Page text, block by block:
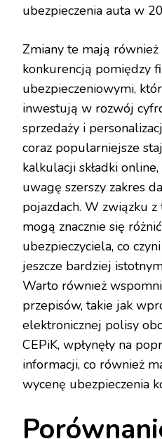
ubezpieczenia auta w
Zmiany te mają
konkurencją pomiędzy
ubezpieczeniowymi,
inwestują w rozwój
sprzedaży i
coraz popularniejsze
kalkulacji składki
uwagę szerszy zakres
pojazdach. W związku z
mogą znacznie się
ubezpieczyciela, co
jeszcze bardziej
Warto również
przepisów, takie jak
elektronicznej polisy
CEPiK, wpłynęły na
informacji, co również
wycenę ubezpieczenia